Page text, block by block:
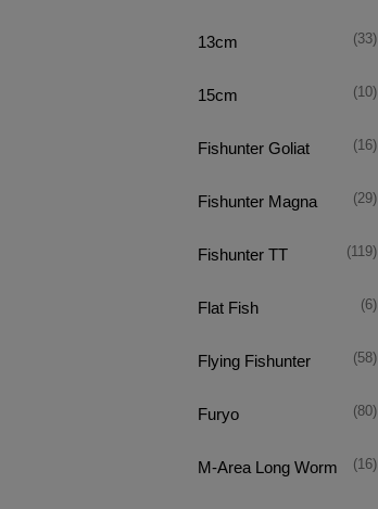
13cm (33)
15cm (10)
Fishunter Goliat (16)
Fishunter Magna (29)
Fishunter TT (119)
Flat Fish (6)
Flying Fishunter (58)
Furyo (80)
M-Area Long Worm (16)